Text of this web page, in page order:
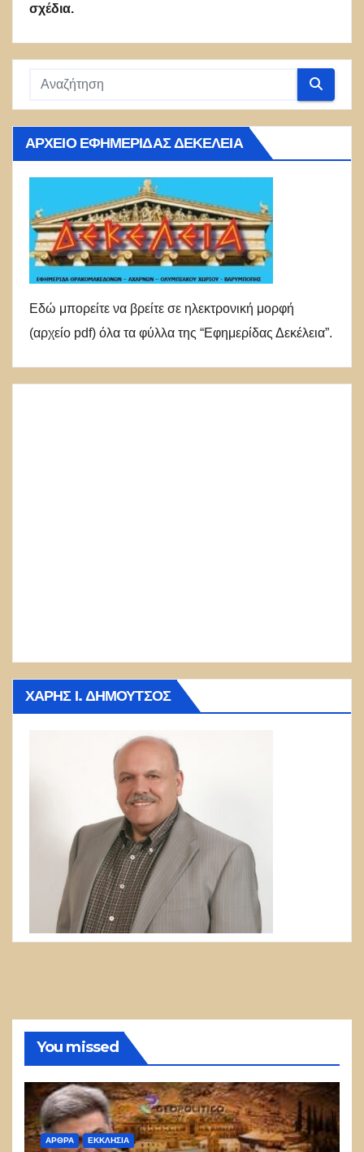
σχέδια.
ΑΡΧΕΊΟ ΕΦΗΜΕΡΊΔΑΣ ΔΕΚΈΛΕΙΑ
Εδώ μπορείτε να βρείτε σε ηλεκτρονική μορφή
(αρχείο pdf) όλα τα φύλλα της “Εφημερίδας Δεκέλεια”.
ΧΆΡΗΣ Ι. ΔΗΜΟΎΤΣΟΣ
You missed
ΑΡΘΡΑ ΕΚΚΛΗΣΊΑ